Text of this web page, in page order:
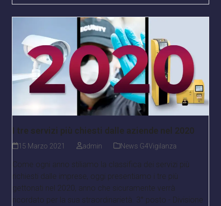
I tre servizi più chiesti dalle aziende nel 2020
15 Marzo 2021 admin News G4Vigilanza
Come ogni anno stiliamo la classifica dei servizi più
richiesti dalle imprese, oggi presentiamo i tre più
gettonati nel 2020, anno che sicuramente verrà
ricordato per la sua straordinarietà. 3° posto - Divisione